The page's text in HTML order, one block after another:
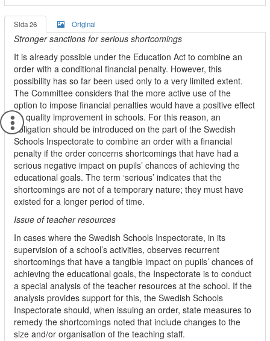
Sida 26 Original
Stronger sanctions for serious shortcomings
It is already possible under the Education Act to combine an
order with a conditional financial penalty. However, this
possibility has so far been used only to a very limited extent.
The Committee considers that the more active use of the
option to impose financial penalties would have a positive effect
on quality improvement in schools. For this reason, an
obligation should be introduced on the part of the Swedish
Schools Inspectorate to combine an order with a financial
penalty if the order concerns shortcomings that have had a
serious negative impact on pupils’ chances of achieving the
educational goals. The term ‘serious’ indicates that the
shortcomings are not of a temporary nature; they must have
existed for a longer period of time.
Issue of teacher resources
In cases where the Swedish Schools Inspectorate, in its
supervision of a school’s activities, observes recurrent
shortcomings that have a tangible impact on pupils’ chances of
achieving the educational goals, the Inspectorate is to conduct
a special analysis of the teacher resources at the school. If the
analysis provides support for this, the Swedish Schools
Inspectorate should, when issuing an order, state measures to
remedy the shortcomings noted that include changes to the
size and/or organisation of the teaching staff.